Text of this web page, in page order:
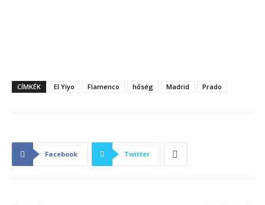
CÍMKÉK El Yiyo Flamenco hőség Madrid Prado
Facebook Twitter